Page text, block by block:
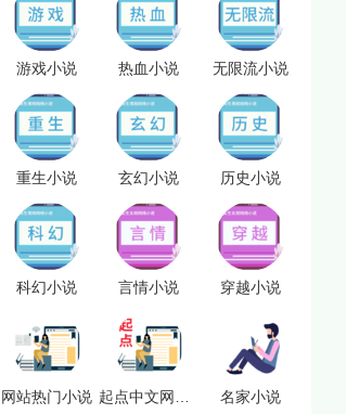
游戏小说 热血小说 无限流小说
重生小说 玄幻小说 历史小说
科幻小说 言情小说 穿越小说
网站热门小说 名家小说